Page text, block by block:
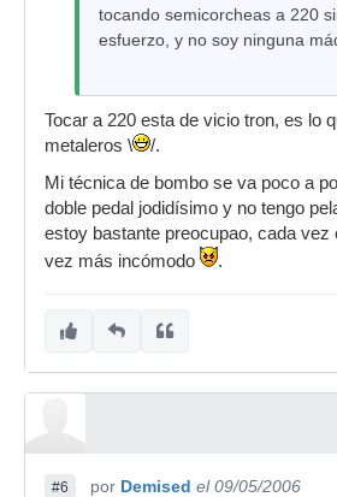
tocando semicorcheas a 220
esfuerzo, y no soy ninguna
Tocar a 220 esta de vicio tron, es lo
metaleros \
/.
Mi técnica de bombo se va poco a
doble pedal jodidísimo y no tengo
estoy bastante preocupao, cada vez
vez más incómodo
.
#6 por Demised el 09/05/2006